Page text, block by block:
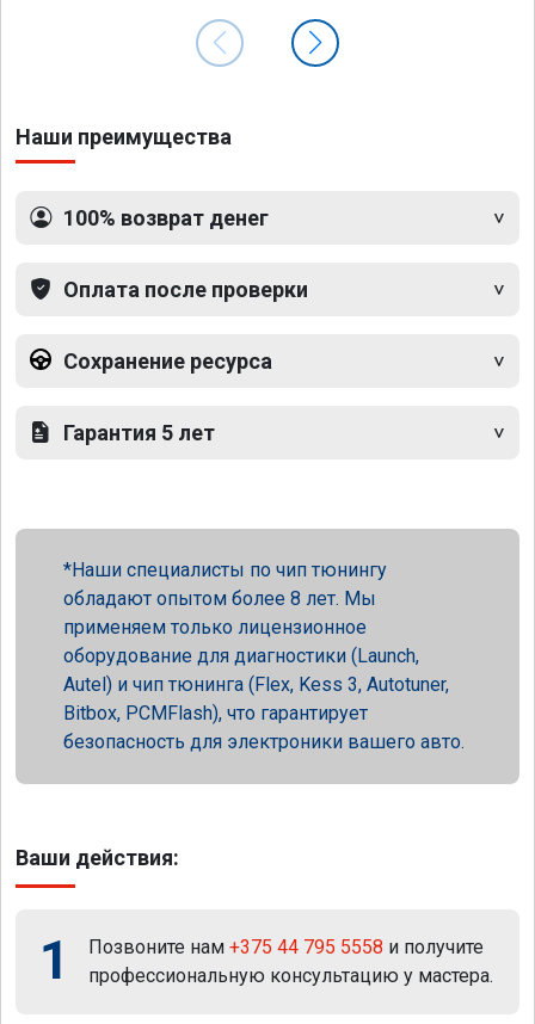
Наши преимущества
100% возврат денег
Оплата после проверки
Сохранение ресурса
Гарантия 5 лет
Наши специалисты по чип тюнингу
обладают опытом более 8 лет. Мы
применяем только лицензионное
оборудование для диагностики (Launch,
Autel) и чип тюнинга (Flex, Kess 3, Autotuner,
Bitbox, PCMFlash), что гарантирует
безопасность для электроники вашего авто.
Ваши действия:
1 Позвоните нам +375 44 795 5558 и получите
профессиональную консультацию у мастера.